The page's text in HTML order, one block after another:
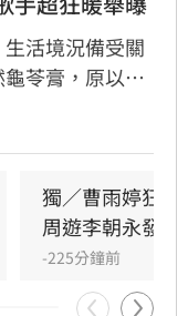
活境況備受關
苓膏，原以為
及腳傷復發，
長期相挺的歌手
獨／曹雨婷狂
周遊李朝永發聲
-225分鐘前